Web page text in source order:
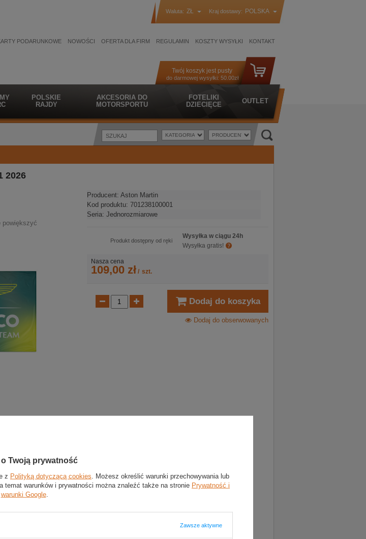
Waluta: ZŁ Kraj dostawy: POLSKA
PODARUNKOWE NOWOŚCI OFERTA DLA FIRM REGULAMIN KOSZTY WYSYŁKI KONTAKT
Twój koszyk jest pusty
do darmowej wysyłki: 50.00zł
POLSKIE
RAJDY
AKCESORIA DO
MOTORSPORTU
FOTELIKI
DZIECIĘCE
OUTLET
2026
powiększyć
Producent: Aston Martin
Kod produktu: 701238100001
Seria: Jednorozmiarowe
Produkt dostępny od ręki
Wysyłka w ciągu 24h
Wysyłka gratis!
Nasza cena
109,00 zł/ szt.
Dodaj do koszyka
Dodaj do obserwowanych
Twoją prywatność
z Polityką dotyczącą cookies . Możesz określić warunki przechowywania lub
temat warunków i prywatności można znaleźć także na stronie Prywatność i
warunki Google.
Zawsze aktywne